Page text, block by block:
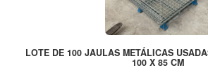
LOTE DE 100 JAULAS METÁLICAS
100 X 85 CM